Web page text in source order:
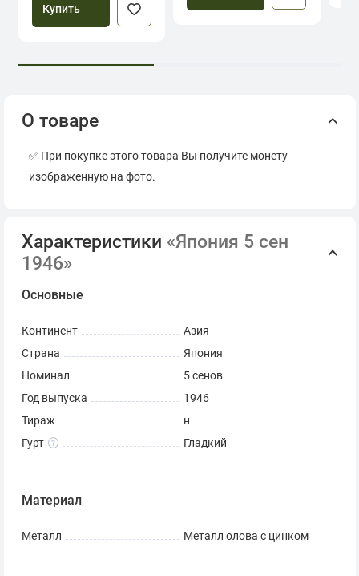
Купить
О товаре
✅ При покупке этого товара Вы получите монету
изображенную на фото.
Характеристики «Япония 5 сен
1946»
Основные
Континент
Азия
Страна
Япония
Номинал
5 сенов
Год выпуска
1946
Тираж
н
Гурт
Гладкий
Материал
Металл Металл олова с цинком